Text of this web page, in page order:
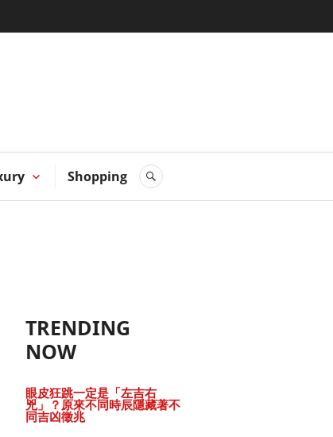
Shopping SEARCH
TRENDING
NOW
眼皮狂跳一定是「左吉右
兇」？原來不同時辰隱藏著不
同吉凶徵兆